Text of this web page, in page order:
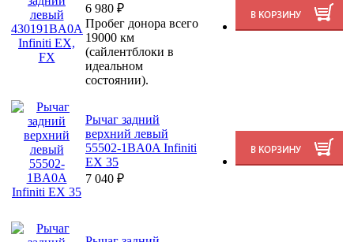
6 980 ₽
Пробег донора всего
19000 км
(сайлентблоки в
идеальном
состоянии).
Рычаг задний
верхний левый
55502-1BA0A Infiniti
EX 35
7 040 ₽